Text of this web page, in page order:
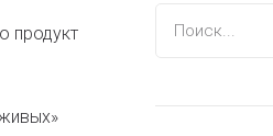
продукт